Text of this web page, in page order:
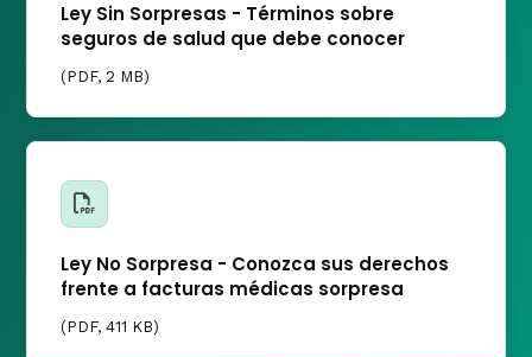
Ley Sin Sorpresas - Términos sobre
seguros de salud que debe conocer
(PDF, 2 MB)
Ley No Sorpresa - Conozca sus derechos
frente a facturas médicas sorpresa
(PDF, 411 KB)